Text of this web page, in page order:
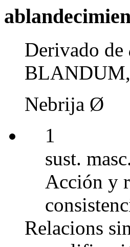
Derivado de
Nebrija Ø
1
sust.
Acción y
Relacions